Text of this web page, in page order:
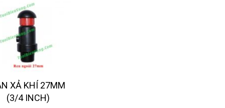
XẢ KHÍ 27MM
(3/4 INCH)